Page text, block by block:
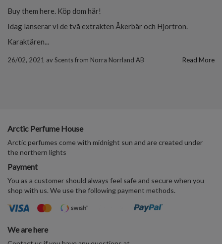
Buy them here. Köp dom här!
Idag lanserar vi de två extrakten Åkerbär och Hjortron.
Karaktären...
26/02, 2021 avScents from Norra Norrland AB Read More
Arctic Perfume House
Arctic perfumes come with midnight sun and are created under
the northern lights
Payment
You as a customer should always feel safe and secure when you
shop with us. We use the following payment methods.
We are here